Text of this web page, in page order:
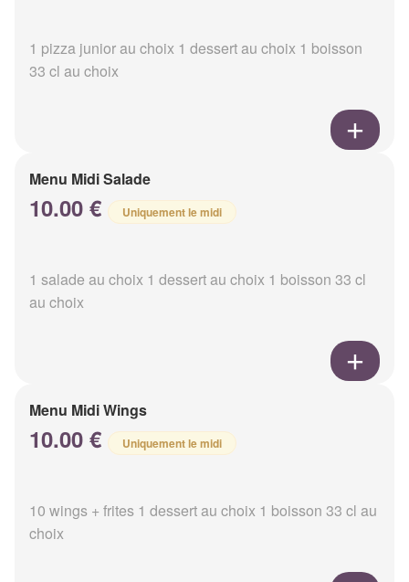
1 pizza junior au choix 1 dessert au choix 1 boisson
33 cl au choix
Menu Midi Salade
10.00 € Uniquement le midi
1 salade au choix 1 dessert au choix 1 boisson 33 cl
au choix
Menu Midi Wings
10.00 € Uniquement le midi
10 wings + frites 1 dessert au choix 1 boisson 33 cl au
choix